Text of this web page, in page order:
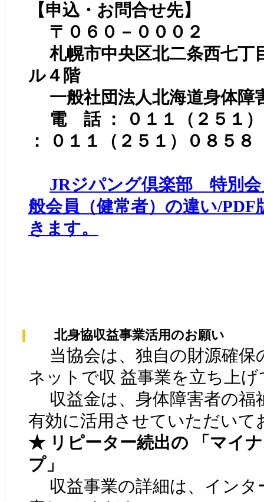
【申込・お問合せ先】
〒０６０－０００２
札幌市中央区北二条西七丁
ル４階
一般社団法人北海道身体障
電 話 ： ０１１（２５１
： ０１１（２５１）０８５８
JRジパング倶楽部 特別会
般会員（健常者）の違い/
きます。
北身協収益事業活用のお願い
当協会は、独自の財源確保
ネットで収 益事業を立ち上
収益金は、身体障害者の福
有効に活用させていただいて
★ リピーター続出の 「マイ
プ」
収益事業の詳細は、インタ